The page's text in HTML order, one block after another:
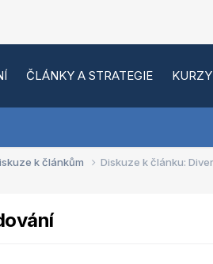
ČLÁNKY A STRATEGIE KURZY
k článkům Diskuze k článku: